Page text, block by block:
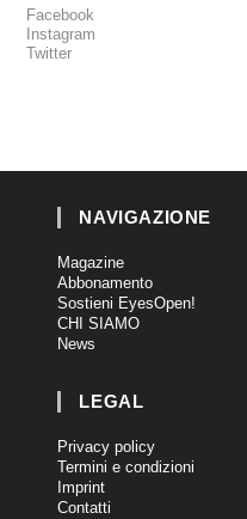
Facebook
Instagram
Twitter
NAVIGAZIONE
Magazine
Abbonamento
Sostieni EyesOpen!
CHI SIAMO
News
LEGAL
Privacy policy
Termini e condizioni
Imprint
Contatti